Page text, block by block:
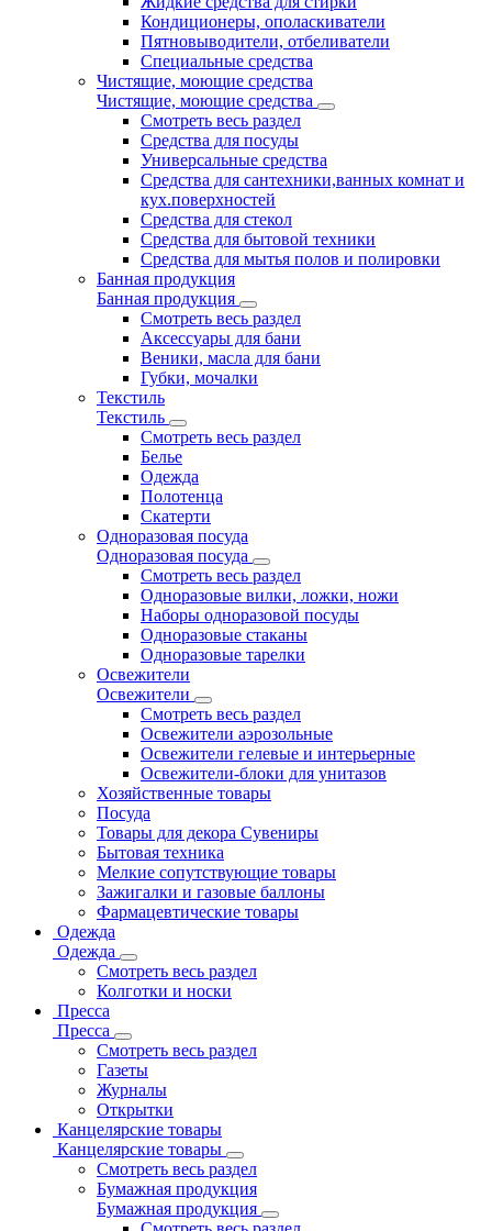
Кондиционеры, ополаскиватели
Пятновыводители, отбеливатели
Специальные средства
Чистящие, моющие средства
Чистящие, моющие средства
Смотреть весь раздел
Средства для посуды
Универсальные средства
Средства для сантехники,ванных комнат и
кух.поверхностей
Средства для стекол
Средства для бытовой техники
Средства для мытья полов и полировки
Банная продукция
Банная продукция
Смотреть весь раздел
Аксессуары для бани
Веники, масла для бани
Губки, мочалки
Текстиль
Текстиль
Смотреть весь раздел
Белье
Одежда
Полотенца
Скатерти
Одноразовая посуда
Одноразовая посуда
Смотреть весь раздел
Одноразовые вилки, ложки, ножи
Наборы одноразовой посуды
Одноразовые стаканы
Одноразовые тарелки
Освежители
Освежители
Смотреть весь раздел
Освежители аэрозольные
Освежители гелевые и интерьерные
Освежители-блоки для унитазов
Хозяйственные товары
Посуда
Товары для декора Сувениры
Бытовая техника
Мелкие сопутствующие товары
Зажигалки и газовые баллоны
Фармацевтические товары
Одежда
Одежда
Смотреть весь раздел
Колготки и носки
Пресса
Пресса
Смотреть весь раздел
Газеты
Журналы
Открытки
Канцелярские товары
Канцелярские товары
Смотреть весь раздел
Бумажная продукция
Бумажная продукция